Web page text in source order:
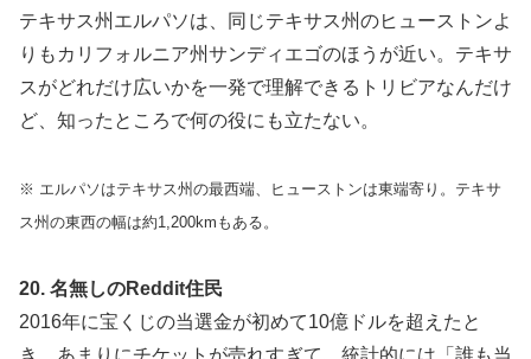
テキサス州エルパソは、同じテキサス州のヒューストンよ
りもカリフォルニア州サンディエゴのほうが近い。テキサ
スがどれだけ広いかを一発で理解できるトリビアなんだけ
ど、知ったところで何の役にも立たない。
※ エルパソはテキサス州の最西端、ヒューストンは東端寄り。テキサ
ス州の東西の幅は約1,200kmもある。
20. 名無しのReddit住民
2016年に宝くじの当選金が初めて10億ドルを超えたと
き、あまりにチケットが売れすぎて、統計的には「誰も当